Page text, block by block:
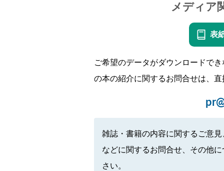
メディア
表
ご希望のデータがダウンロードで
の本の紹介に関するお問合せは、
雑誌・書籍の内容に関するご意
などに関するお問合せ、その他
さい。